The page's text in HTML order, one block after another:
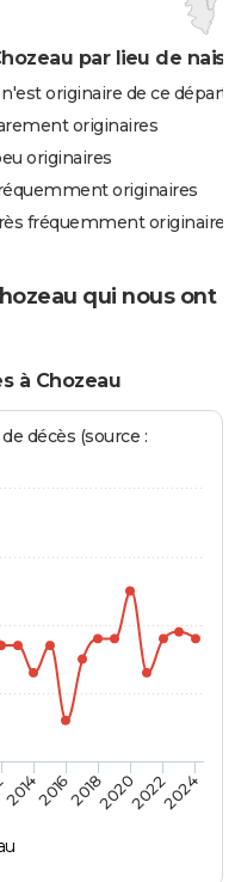
par lieu de
originaire de ce
originaires
originaires
originaires
fréquemment originaires
qui nous ont
à Chozeau
décès (source :
201420162018202020222024